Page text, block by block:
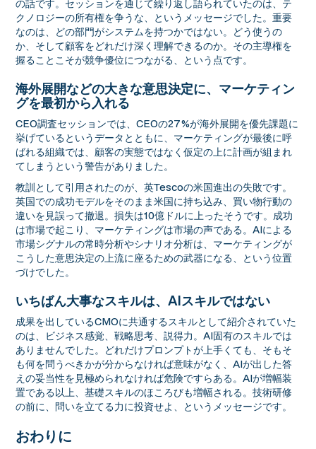
の話です。セッションを通じて繰り返し語られていたのは、テ
クノロジーの所有権を争うな、というメッセージでした。重要
なのは、どの部門がシステムを持つかではない。どう使うの
か、そして顧客をどれだけ深く理解できるのか。その主導権を
握ることこそが競争優位につながる、という点です。
海外展開などの大きな意思決定に、マーケティン
グを最初から入れる
CEO調査セッションでは、CEOの27%が海外展開を優先課題に
挙げているというデータとともに、マーケティングが最後に呼
ばれる組織では、顧客の実態ではなく仮定の上に計画が組まれ
てしまうという警告がありました。
教訓として引用されたのが、英Tescoの米国進出の失敗です。
英国での成功モデルをそのまま米国に持ち込み、買い物行動の
違いを見誤って撤退。損失は10億ドルに上ったそうです。成功
は市場で起こり、マーケティングは市場の声である。AIによる
市場シグナルの常時分析やシナリオ分析は、マーケティングが
こうした意思決定の上流に座るための武器になる、という位置
づけでした。
いちばん大事なスキルは、AIスキルではない
成果を出しているCMOに共通するスキルとして紹介されていた
のは、ビジネス感覚、戦略思考、説得力。AI固有のスキルでは
ありませんでした。どれだけプロンプトが上手くても、そもそ
も何を問うべきかが分からなければ意味がなく、AIが出した答
えの妥当性を見極められなければ危険ですらある。AIが増幅装
置である以上、基礎スキルのほころびも増幅される。技術研修
の前に、問いを立てる力に投資せよ、というメッセージです。
おわりに